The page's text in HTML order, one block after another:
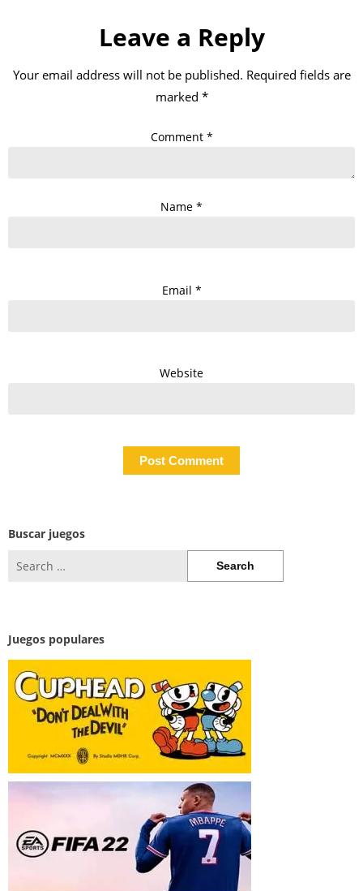
Leave a Reply
Your email address will not be published. Required fields are
marked *
Comment *
Name *
Email *
Website
Buscar juegos
for:
Juegos populares